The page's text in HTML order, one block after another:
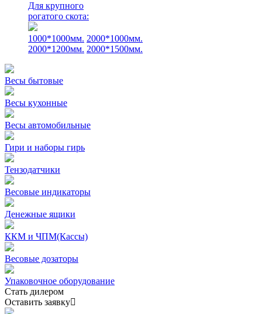
Для крупного
рогатого скота:
1000*1000мм. 2000*1000мм.
2000*1200мм. 2000*1500мм.
Весы бытовые
Весы кухонные
Весы автомобильные
Гири и наборы гирь
Тензодатчики
Весовые индикаторы
Денежные ящики
ККМ и ЧПМ(Кассы)
Весовые дозаторы
Упаковочное оборудование
Стать дилером
Оставить заявку